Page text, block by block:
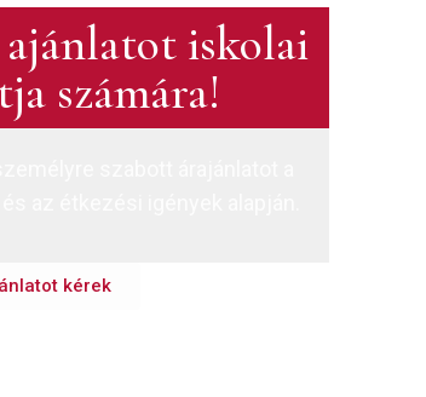
iskolai
számára!
kérek